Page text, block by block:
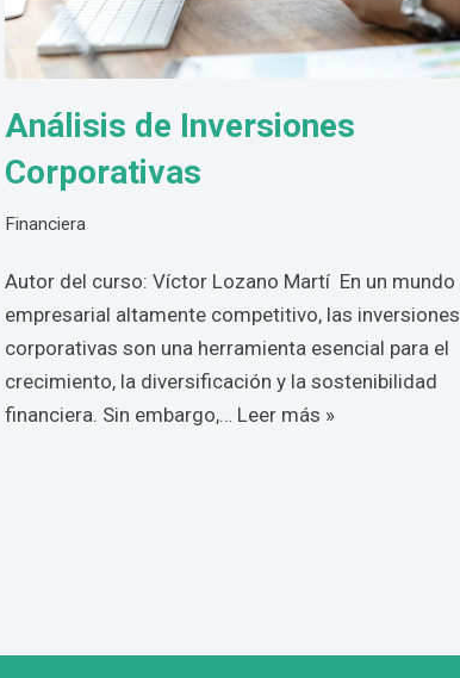
Análisis de Inversiones
Corporativas
Financiera
Autor del curso: Víctor Lozano Martí En un mundo
empresarial altamente competitivo, las inversiones
corporativas son una herramienta esencial para el
crecimiento, la diversificación y la sostenibilidad
financiera. Sin embargo,… Leer más »